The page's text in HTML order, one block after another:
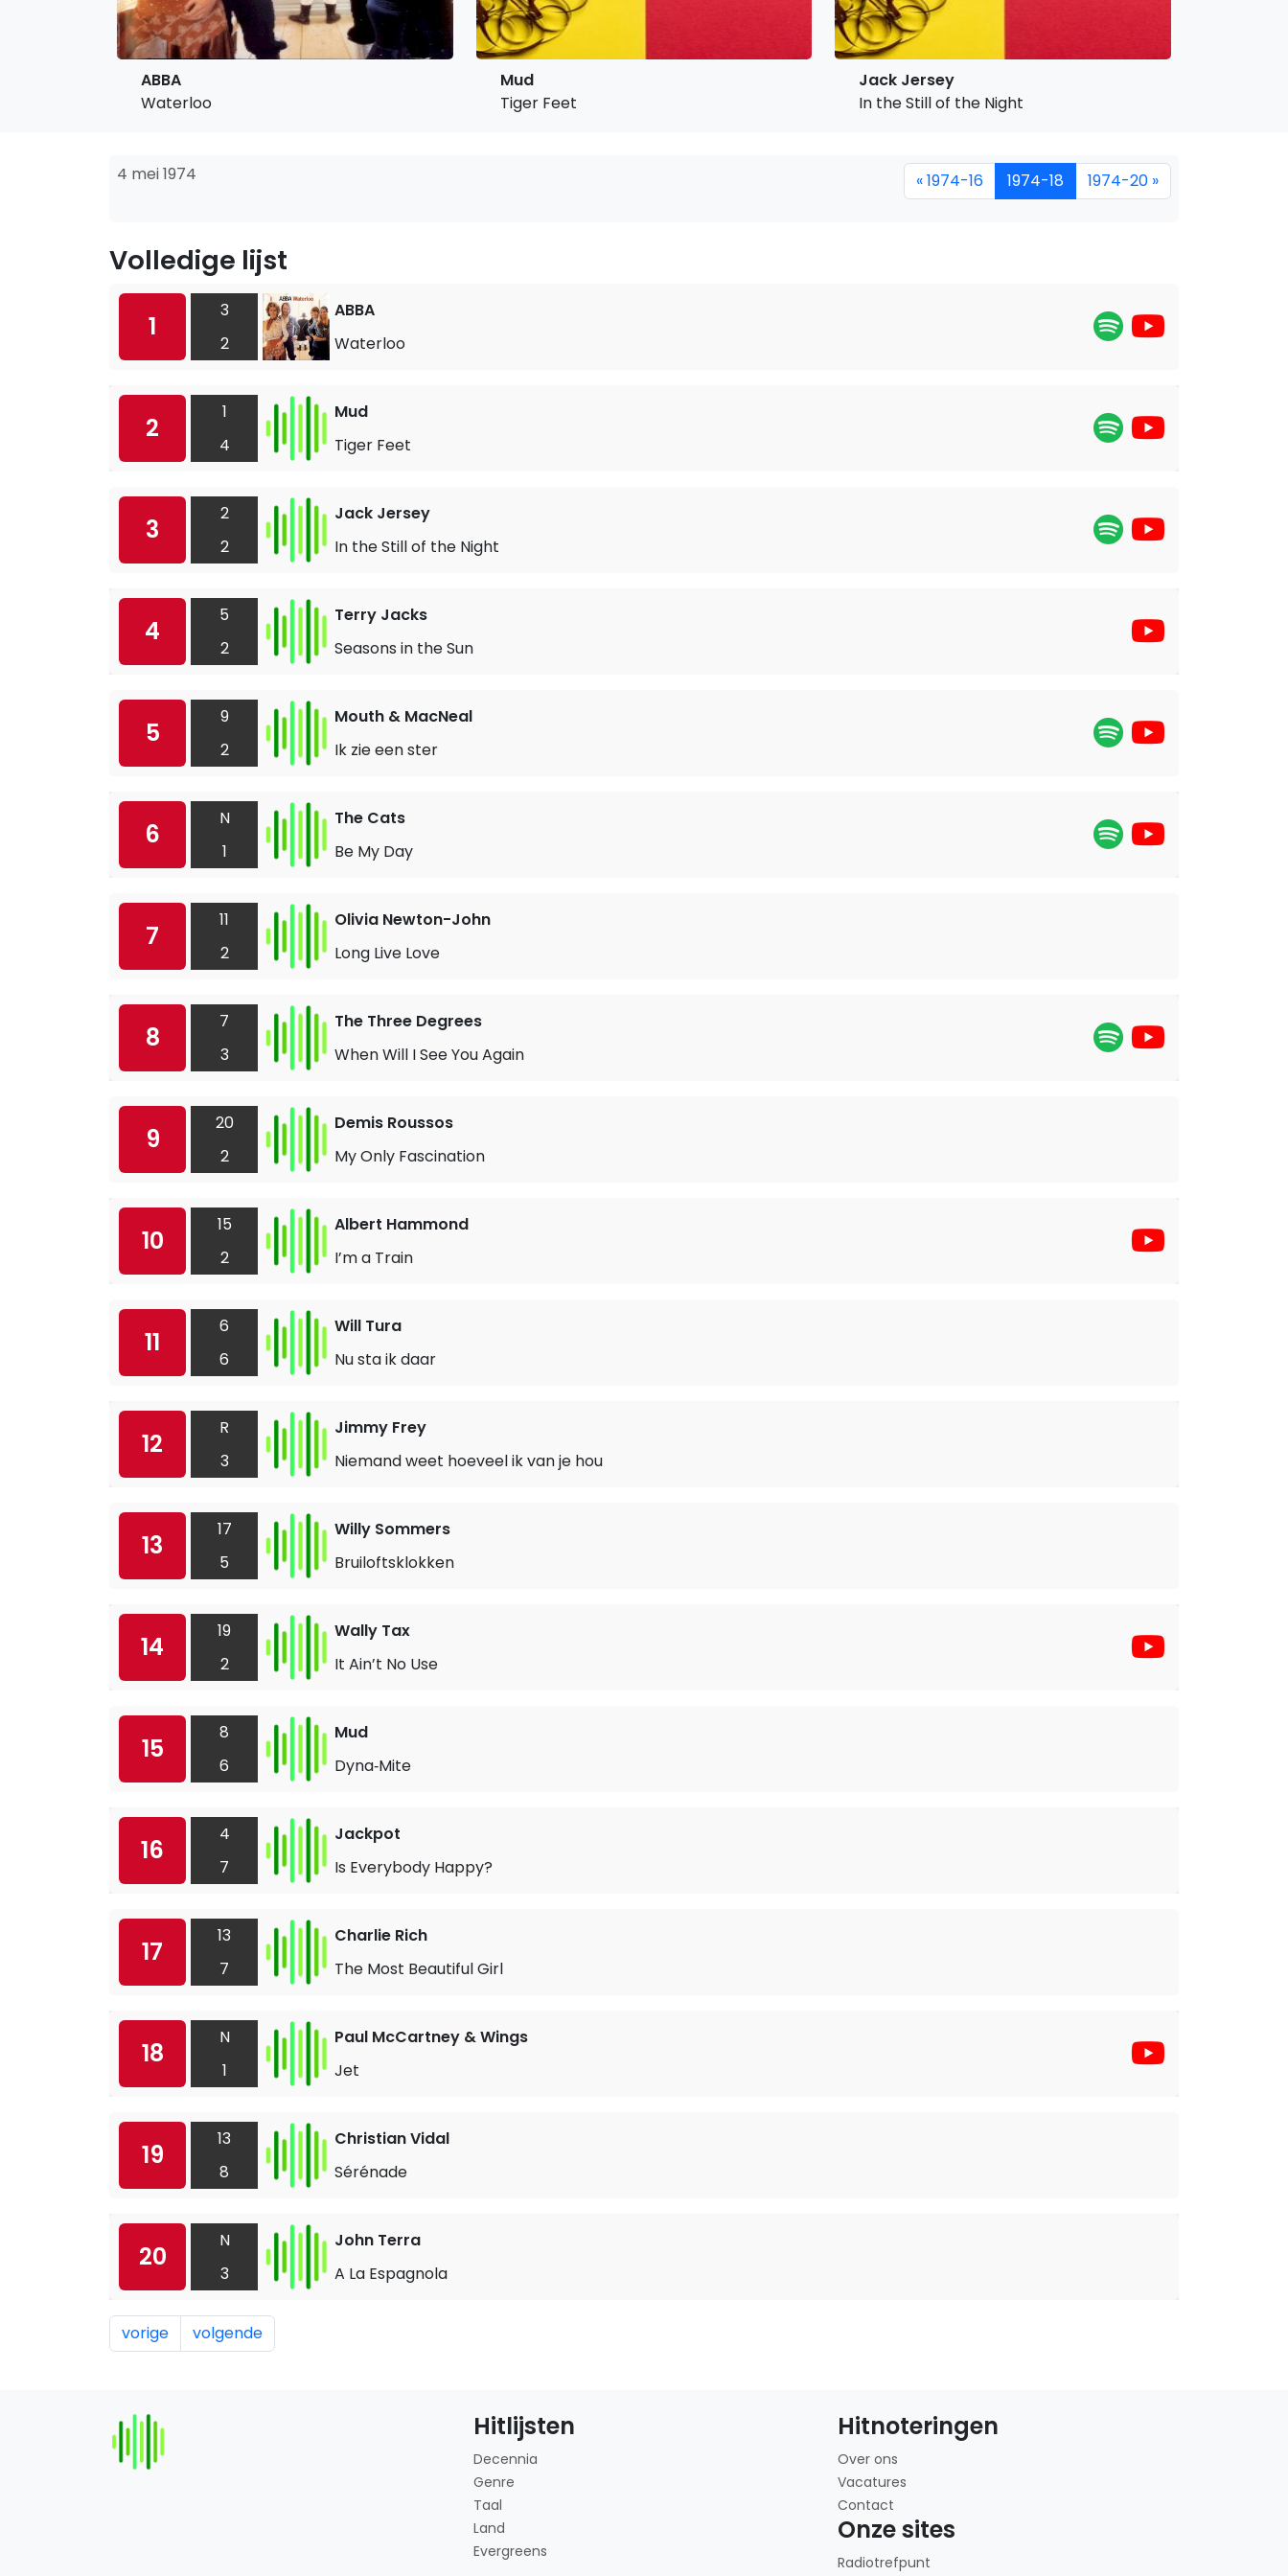
ABBA
Waterloo
Mud
Tiger Feet
Jack Jersey
In the Still of the Night
4 mei 1974 « 1974-16 1974-18 1974-20 »
Volledige lijst
1
3
2
ABBA
Waterloo
2
1
4
Mud
Tiger Feet
3
2
2
Jack Jersey
In the Still of the Night
4
5
2
Terry Jacks
Seasons in the Sun
5
9
2
Mouth & MacNeal
Ik zie een ster
6
N
1
The Cats
Be My Day
7
11
2
Olivia Newton-John
Long Live Love
8
7
3
The Three Degrees
When Will I See You Again
9
20
2
Demis Roussos
My Only Fascination
10
15
2
Albert Hammond
I’m a Train
11
6
6
Will Tura
Nu sta ik daar
12
R
3
Jimmy Frey
Niemand weet hoeveel ik van je hou
13
17
5
Willy Sommers
Bruiloftsklokken
14
19
2
Wally Tax
It Ain’t No Use
15
8
6
Mud
Dyna‐Mite
16
4
7
Jackpot
Is Everybody Happy?
17
13
7
Charlie Rich
The Most Beautiful Girl
18
N
1
Paul McCartney & Wings
Jet
19
13
8
Christian Vidal
Sérénade
20
N
3
John Terra
A La Espagnola
vorige volgende
Hitlijsten
Decennia
Genre
Taal
Land
Evergreens
Hitnoteringen
Over ons
Vacatures
Contact
Onze sites
Radiotrefpunt